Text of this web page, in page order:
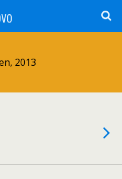
2013